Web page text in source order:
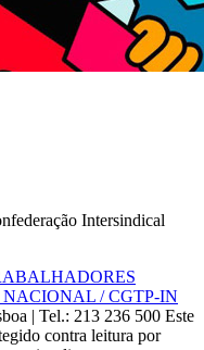
Intersindical
/ CGTP-IN
| Tel.: 213 236 500 Este
contra leitura por